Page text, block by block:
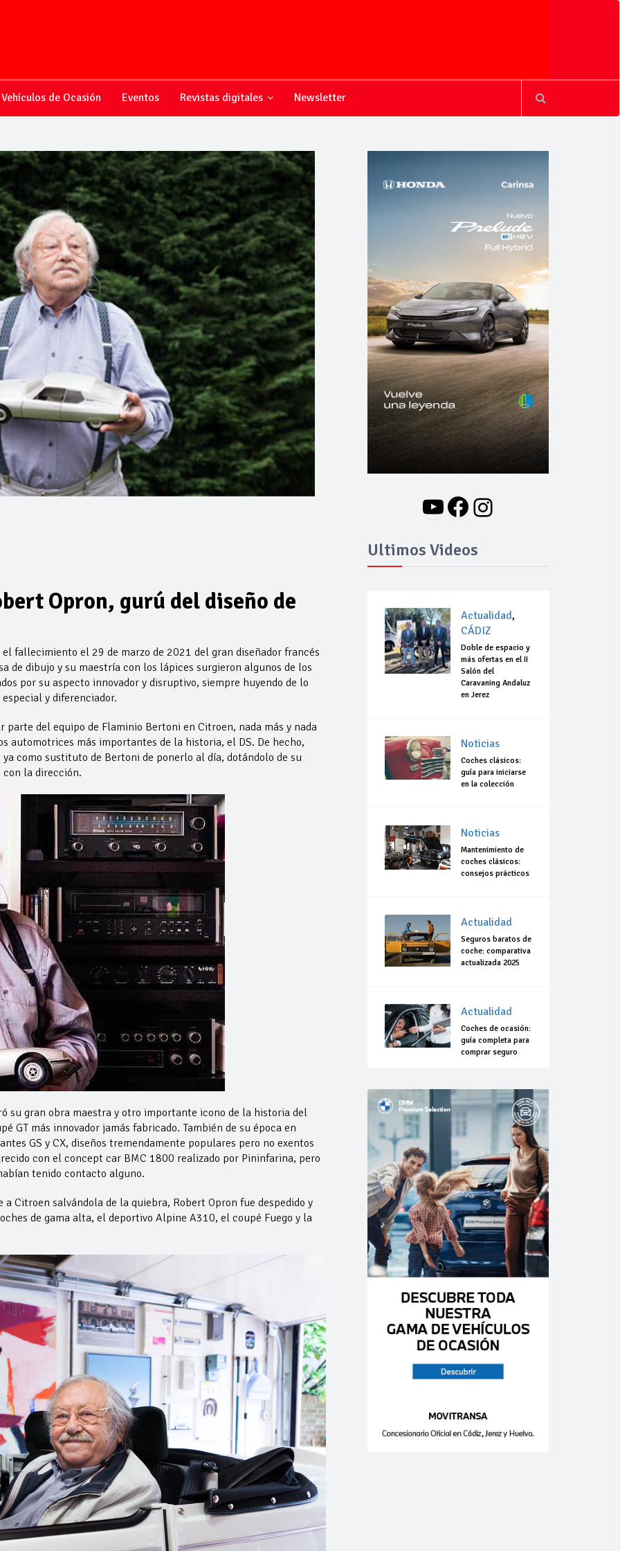
Vehículos de Ocasión Eventos Revistas digitales Newsletter
Opron, gurú del diseño de
fallecimiento el 29 de marzo de 2021 del gran diseñador francés
de dibujo y su maestría con los lápices surgieron algunos de los
por su aspecto innovador y disruptivo, siempre huyendo de lo
y diferenciador.
del equipo de Flaminio Bertoni en Citroen, nada más y nada
automotrices más importantes de la historia, el DS. De hecho,
como sustituto de Bertoni de ponerlo al día, dotándolo de su
la dirección.
su gran obra maestra y otro importante icono de la historia del
GT más innovador jamás fabricado. También de su época en
GS y CX, diseños tremendamente populares pero no exentos
con el concept car BMC 1800 realizado por Pininfarina, pero
tenido contacto alguno.
a Citroen salvándola de la quiebra, Robert Opron fue despedido y
de gama alta, el deportivo Alpine A310, el coupé Fuego y la
YouTube
Facebook
Instagram
Ultimos Videos
Actualidad,
CÁDIZ
Doble de espacio y
más ofertas en el II
Salón del
Caravaning Andaluz
en Jerez
Noticias
Coches clásicos:
guía para iniciarse
en la colección
Noticias
Mantenimiento de
coches clásicos:
consejos prácticos
Actualidad
Seguros baratos de
coche: comparativa
actualizada 2025
Actualidad
Coches de ocasión:
guía completa para
comprar seguro